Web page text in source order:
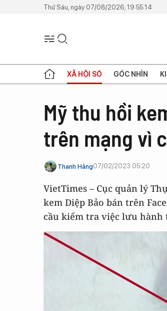
Thứ Sáu, ngày 07/08/2026, 19:55:14
XÃ HỘI SỐ GÓC NHÌN
Mỹ thu hồi
trên mạng vì
Thanh Hằng07/02/2023 05:20
VietTimes – Cục quản lý
kem Diệp Bảo bán trên
cầu kiểm tra việc lưu